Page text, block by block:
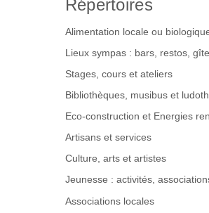
Répertoires
Alimentation locale ou
Lieux sympas : bars, restos,
Stages, cours et ateliers
Bibliothèques, musibus et
Eco-construction et Energies
Artisans et services
Culture, arts et artistes
Jeunesse : activités,
Associations locales